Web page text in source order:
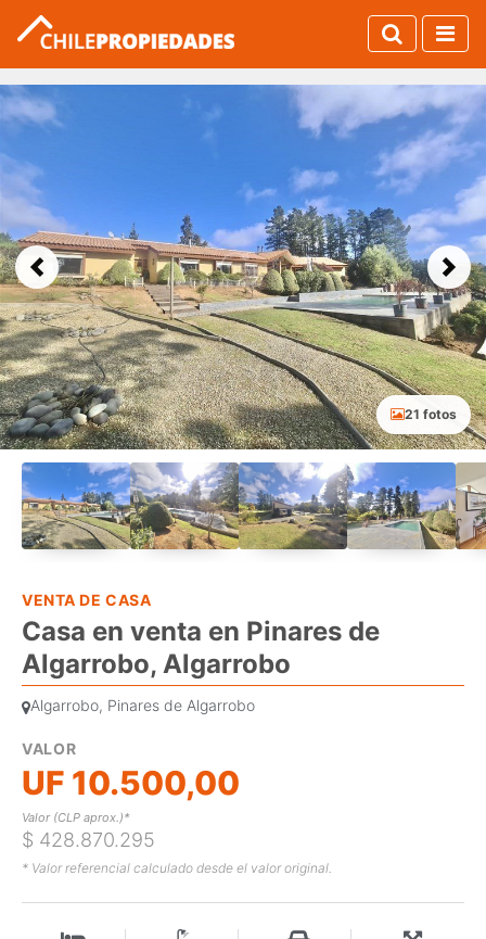
Previous Next
21 fotos
VENTA DE CASA
Casa en venta en Pinares de
Algarrobo, Algarrobo
Algarrobo, Pinares de Algarrobo
VALOR
UF 10.500,00
Valor (CLP aprox.)*
$ 428.870.295
* Valor referencial calculado desde el valor original.